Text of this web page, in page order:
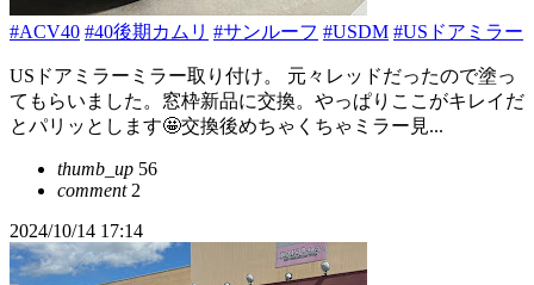
#ACV40 #40後期カムリ #サンルーフ #USDM #USドアミラー
USドアミラーミラー取り付け。 元々レッドだったので塗っ
てもらいました。窓枠新品に交換。やっぱりここがキレイだ
とパリッとします🤩交換後めちゃくちゃミラー見...
thumb_up 56
comment2
2024/10/14 17:14